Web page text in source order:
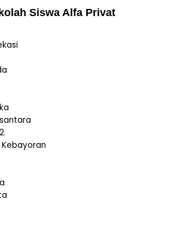
Siswa Alfa Privat
Kebayoran